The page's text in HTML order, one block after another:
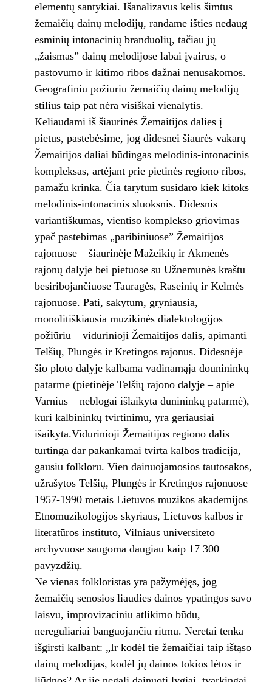
elementų santykiai. Išanalizavus kelis šimtus
žemaičių dainų melodijų, randame išties nedaug
esminių intonacinių branduolių, tačiau jų
„žaismas” dainų melodijose labai įvairus, o
pastovumo ir kitimo ribos dažnai nenusakomos.
Geografiniu požiūriu žemaičių dainų melodijų
stilius taip pat nėra visiškai vienalytis.
Keliaudami iš šiaurinės Žemaitijos dalies į
pietus, pastebėsime, jog didesnei šiaurės vakarų
Žemaitijos daliai būdingas melodinis-intonacinis
kompleksas, artėjant prie pietinės regiono ribos,
pamažu krinka. Čia tarytum susidaro kiek kitoks
melodinis-intonacinis sluoksnis. Didesnis
variantiškumas, vientiso komplekso griovimas
ypač pastebimas „paribiniuose” Žemaitijos
rajonuose – šiaurinėje Mažeikių ir Akmenės
rajonų dalyje bei pietuose su Užnemunės kraštu
besiribojančiuose Tauragės, Raseinių ir Kelmės
rajonuose. Pati, sakytum, gryniausia,
monolitiškiausia muzikinės dialektologijos
požiūriu – vidurinioji Žemaitijos dalis, apimanti
Telšių, Plungės ir Kretingos rajonus. Didesnėje
šio ploto dalyje kalbama vadinamąja dounininkų
patarme (pietinėje Telšių rajono dalyje – apie
Varnius – neblogai išlaikyta dūnininkų patarmė),
kuri kalbininkų tvirtinimu, yra geriausiai
išaikyta.Vidurinioji Žemaitijos regiono dalis
turtinga dar pakankamai tvirta kalbos tradicija,
gausiu folkloru. Vien dainuojamosios tautosakos,
užrašytos Telšių, Plungės ir Kretingos rajonuose
1957-1990 metais Lietuvos muzikos akademijos
Etnomuzikologijos skyriaus, Lietuvos kalbos ir
literatūros instituto, Vilniaus universiteto
archyvuose saugoma daugiau kaip 17 300
pavyzdžių.
Ne vienas folkloristas yra pažymėjęs, jog
žemaičių senosios liaudies dainos ypatingos savo
laisvu, improvizaciniu atlikimo būdu,
nereguliariai banguojančiu ritmu. Neretai tenka
išgirsti kalbant: „Ir kodėl tie žemaičiai taip ištąso
dainų melodijas, kodėl jų dainos tokios lėtos ir